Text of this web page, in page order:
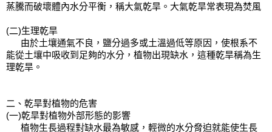
蒸騰而破壞體內水分平衡，稱大氣乾旱。大氣乾旱常表現為焚風
(二)生理乾旱
能從土壤中吸收到足夠的水分，植物出現缺水，這種乾旱稱為生
理乾旱。
二、乾旱對植物的危害
(一)乾旱對植物外部形態的影響